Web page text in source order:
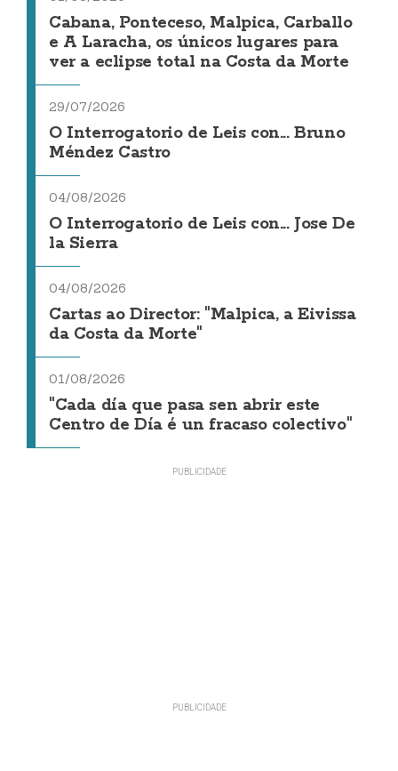
Cabana, Ponteceso, Malpica, Carballo
e A Laracha, os únicos lugares para
ver a eclipse total na Costa da Morte
29/07/2026
O Interrogatorio de Leis con... Bruno
Méndez Castro
04/08/2026
O Interrogatorio de Leis con... Jose De
la Sierra
04/08/2026
Cartas ao Director: "Malpica, a Eivissa
da Costa da Morte"
01/08/2026
"Cada día que pasa sen abrir este
Centro de Día é un fracaso colectivo"